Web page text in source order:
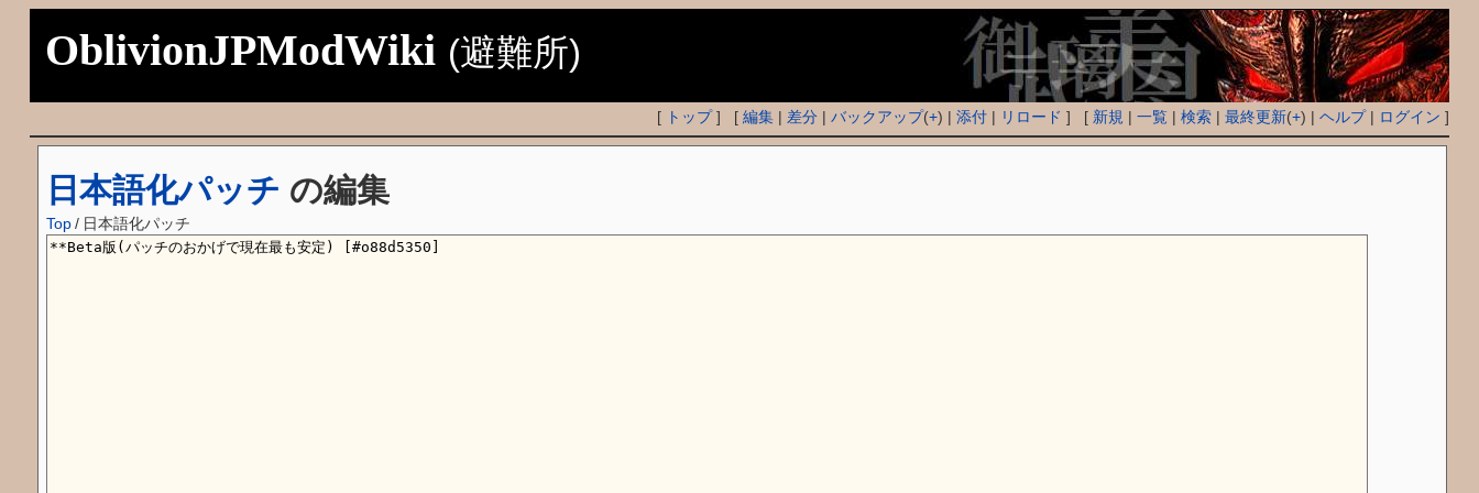
OblivionJPModWiki (避難所)
[ トップ] [編集 | 差分 |バックアップ(+) |添付 | リロード ] [ 新規 |一覧 |検索 |最終更新(+) |ヘルプ| ログイン ]
日本語化パッチ の編集
Top/ 日本語化パッチ